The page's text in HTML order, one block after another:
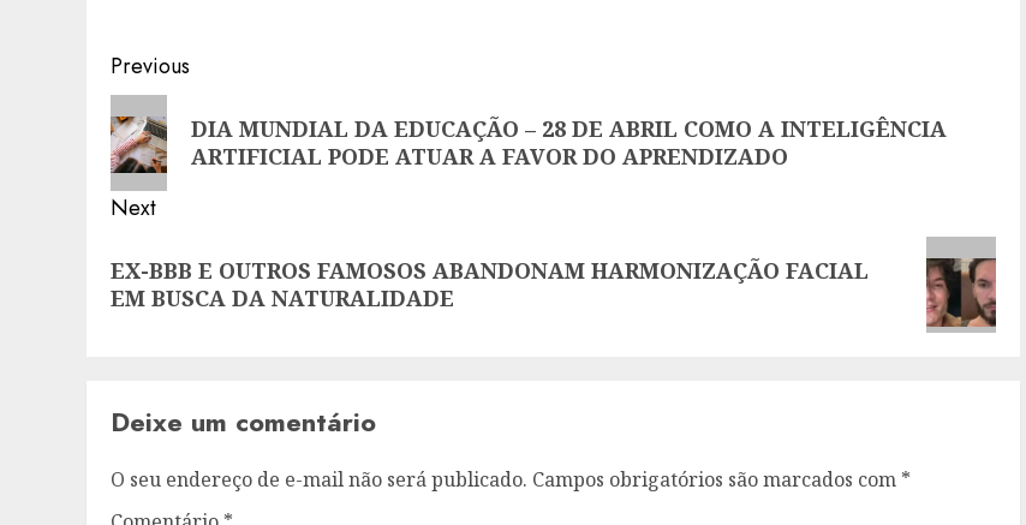
Post
navigation
Previous
Previous
post:
DIA MUNDIAL DA EDUCAÇÃO – 28 DE ABRIL COMO A INTELIGÊNCIA
ARTIFICIAL PODE ATUAR A FAVOR DO APRENDIZADO
Next
post:
EX-BBB E OUTROS FAMOSOS ABANDONAM HARMONIZAÇÃO FACIAL
EM BUSCA DA NATURALIDADE
Deixe um comentário
O seu endereço de e-mail não será publicado. Campos obrigatórios são marcados com *